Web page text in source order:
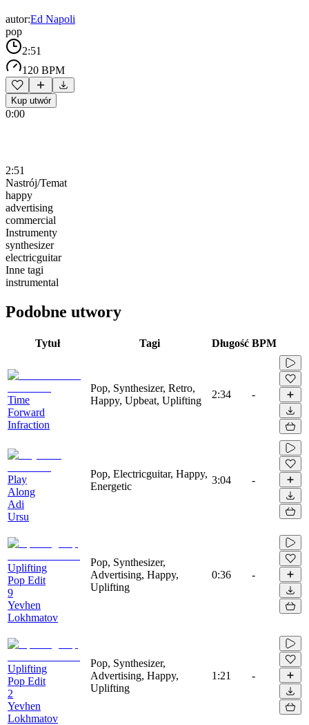
autor:Ed Napoli
pop
2:51
120 BPM
Kup utwór
0:00
2:51
Nastrój/Temat
happy
advertising
commercial
Instrumenty
synthesizer
electricguitar
Inne tagi
instrumental
Podobne utwory
Tytuł Tagi Długość BPM
Time
Forward
Infraction
Pop, Synthesizer, Retro,
Happy, Upbeat, Uplifting
2:34 -
Play
Along
Adi
Ursu
Pop, Electricguitar, Happy,
Energetic
3:04 -
Uplifting
Pop Edit
9
Yevhen
Lokhmatov
Pop, Synthesizer,
Advertising, Happy,
Uplifting
0:36 -
Uplifting
Pop Edit
2
Yevhen
Lokhmatov
Pop, Synthesizer,
Advertising, Happy,
Uplifting
1:21 -